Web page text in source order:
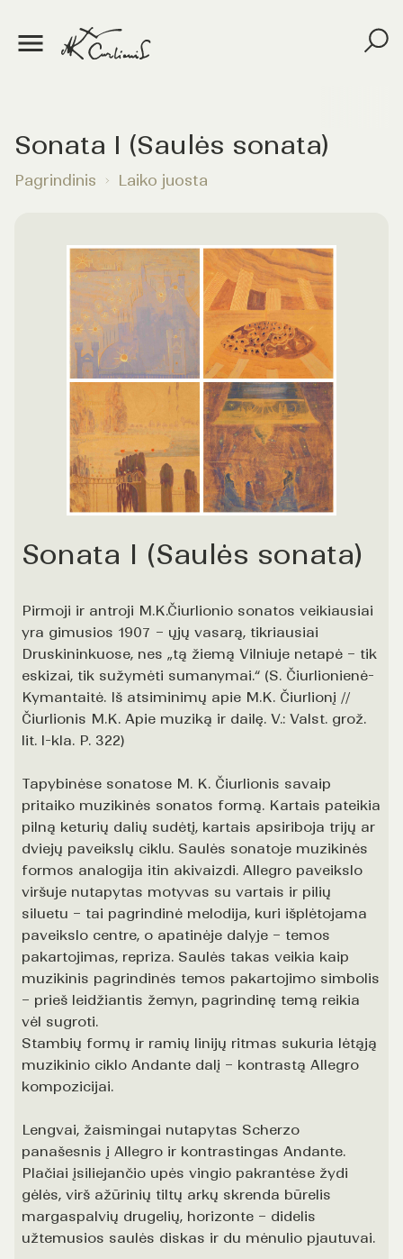
Sonata I (Saulės sonata)
Pagrindinis Laiko juosta
Sonata I (Saulės sonata)
Pirmoji ir antroji M.K.Čiurlionio sonatos veikiausiai
yra gimusios 1907 – ųjų vasarą, tikriausiai
Druskininkuose, nes „tą žiemą Vilniuje netapė – tik
eskizai, tik sužymėti sumanymai.“ (S. Čiurlionienė-
Kymantaitė. Iš atsiminimų apie M.K. Čiurlionį //
Čiurlionis M.K. Apie muziką ir dailę. V.: Valst. grož.
lit. l-kla. P. 322)
Tapybinėse sonatose M. K. Čiurlionis savaip
pritaiko muzikinės sonatos formą. Kartais pateikia
pilną keturių dalių sudėtį, kartais apsiriboja trijų ar
dviejų paveikslų ciklu. Saulės sonatoje muzikinės
formos analogija itin akivaizdi. Allegro paveikslo
viršuje nutapytas motyvas su vartais ir pilių
siluetu – tai pagrindinė melodija, kuri išplėtojama
paveikslo centre, o apatinėje dalyje – temos
pakartojimas, repriza. Saulės takas veikia kaip
muzikinis pagrindinės temos pakartojimo simbolis
– prieš leidžiantis žemyn, pagrindinę temą reikia
vėl sugroti.
Stambių formų ir ramių linijų ritmas sukuria lėtąją
muzikinio ciklo Andante dalį – kontrastą Allegro
kompozicijai.
Lengvai, žaismingai nutapytas Scherzo
panašesnis į Allegro ir kontrastingas Andante.
Plačiai įsiliejančio upės vingio pakrantėse žydi
gėlės, virš ažūrinių tiltų arkų skrenda būrelis
margaspalvių drugelių, horizonte – didelis
užtemusios saulės diskas ir du mėnulio pjautuvai.